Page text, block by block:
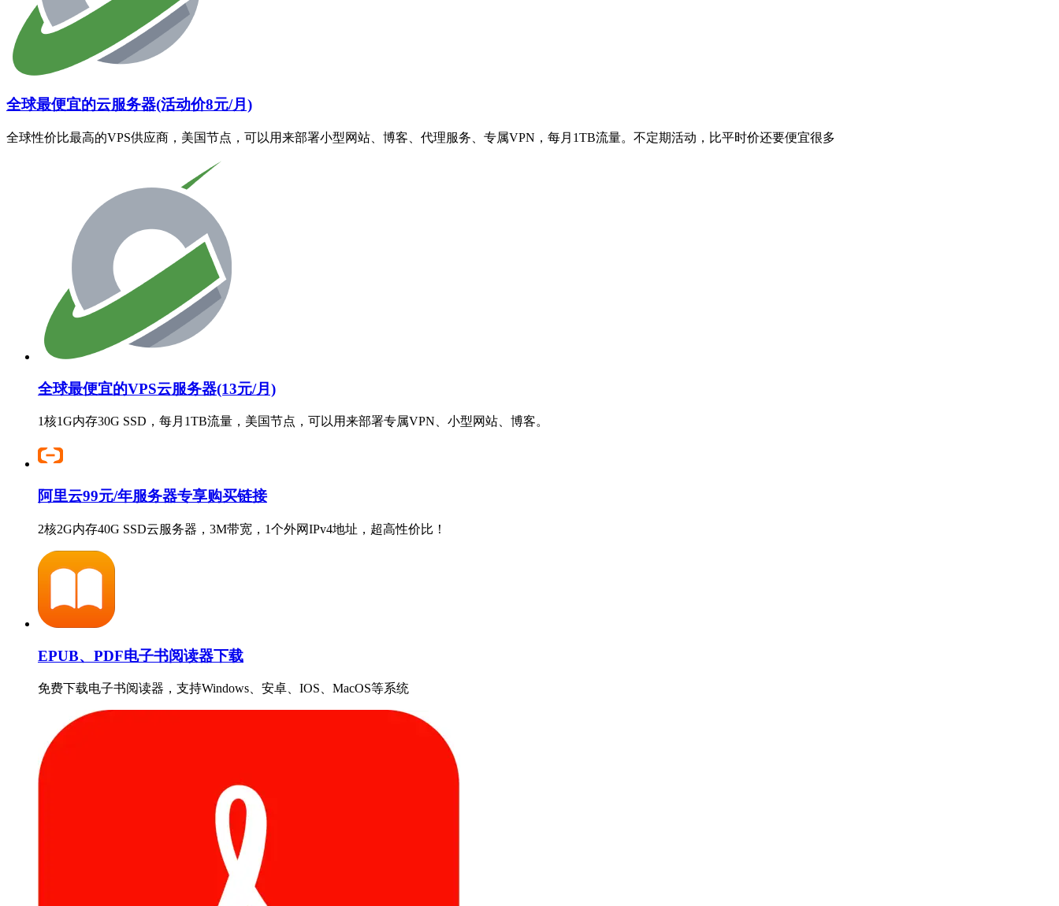
全球最便宜的云服务器(活动价8元/月)
全球性价比最高的VPS供应商，美国节点，可以用来部署小型网站、博客、代理服务、专属VPN，每月1TB流量。不定期活动，比平时价还要便宜很多
全球最便宜的VPS云服务器(13元/月)
1核1G内存30G SSD，每月1TB流量，美国节点，可以用来部署专属VPN、小型网站、博客。
阿里云99元/年服务器专享购买链接
2核2G内存40G SSD云服务器，3M带宽，1个外网IPv4地址，超高性价比！
EPUB、PDF电子书阅读器下载
免费下载电子书阅读器，支持Windows、安卓、IOS、MacOS等系统